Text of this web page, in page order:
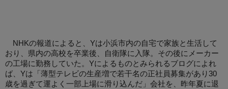
NHKの報道によると、Yは小浜市内の自宅で家族と生活して
おり、県内の高校を卒業後、自衛隊に入隊。その後にメーカー
の工場に勤務していた。Yによるものとみられるブログによれ
ば、Yは「薄型テレビの生産増で若干名の正社員募集があり30
歳を過ぎて運よく一部上場に滑り込んだ」会社を、昨年夏に退